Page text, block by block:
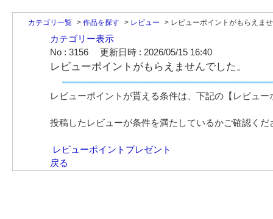
カテゴリ一覧 > 作品を探す > レビュー > レビューポイントがもらえま
カテゴリー表示
No : 3156
更新日時 : 2026/05/15 16:40
レビューポイントがもらえませんでした。
レビューポイントが貰える条件は、下記の【レビュ
投稿したレビューが条件を満たしているかご確認くだ
レビューポイントプレゼント
戻る